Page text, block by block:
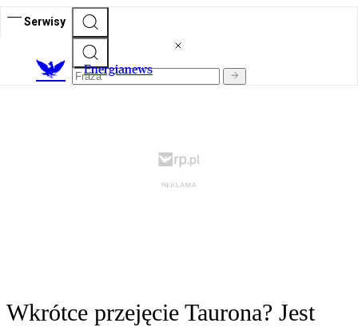
Serwisy
Energianews
Wkrótce przejęcie Taurona? Jest